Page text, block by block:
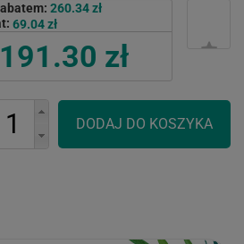
260.34 zł
69.04 zł
191.30 zł